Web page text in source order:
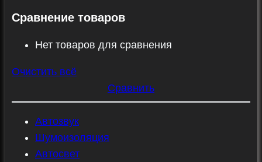
Сравнение товаров
Нет товаров для сравнения
Очистить всё
Сравнить
Автозвук
Шумоизоляция
Автосвет